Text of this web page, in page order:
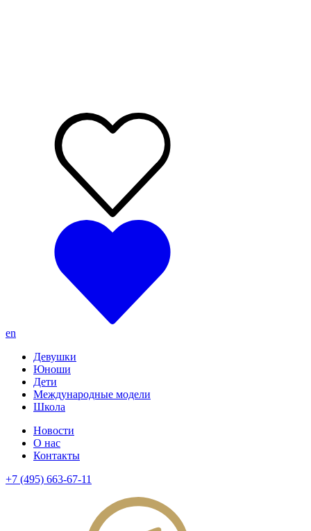
en
Девушки
Юноши
Дети
Международные модели
Школа
Новости
О нас
Контакты
+7 (495) 663-67-11